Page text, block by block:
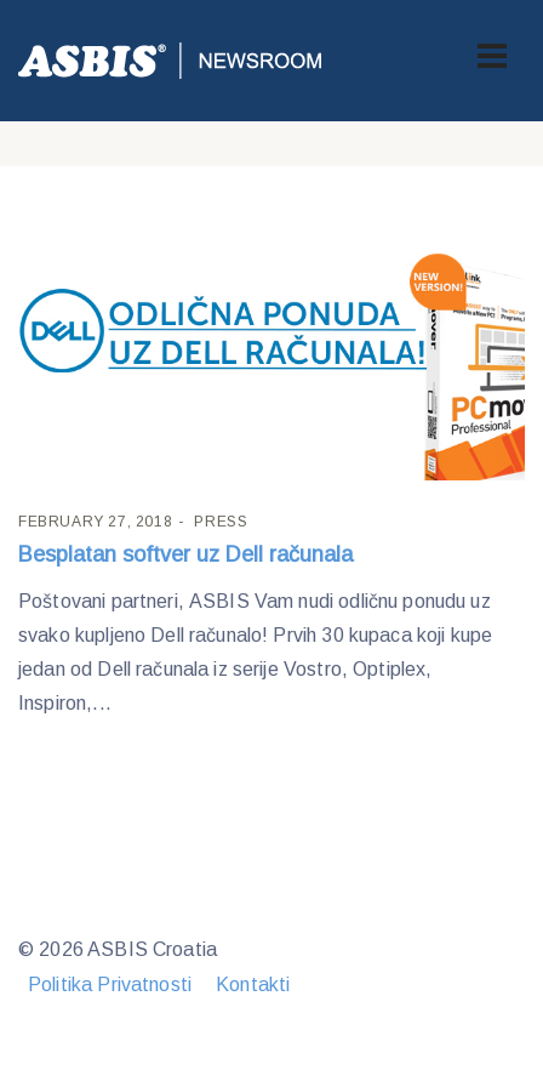
Tag:PC Mover – besplatno uz DELL
FEBRUARY 27, 2018 PRESS
Besplatan softver uz Dell računala
Poštovani partneri, ASBIS Vam nudi odličnu ponudu uz
svako kupljeno Dell računalo! Prvih 30 kupaca koji kupe
jedan od Dell računala iz serije Vostro, Optiplex,
Inspiron,...
© 2026 ASBIS Croatia
Politika Privatnosti
Kontakti